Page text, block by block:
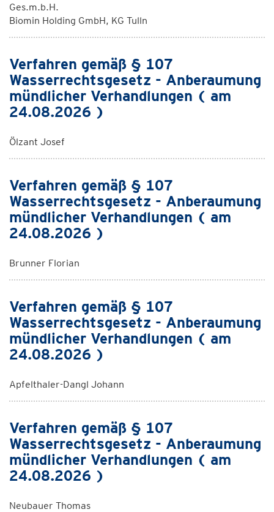
Ges.m.b.H.
Biomin Holding GmbH, KG Tulln
Verfahren gemäß § 107
Wasserrechtsgesetz - Anberaumung
mündlicher Verhandlungen ( am
24.08.2026 )
Ölzant Josef
Verfahren gemäß § 107
Wasserrechtsgesetz - Anberaumung
mündlicher Verhandlungen ( am
24.08.2026 )
Brunner Florian
Verfahren gemäß § 107
Wasserrechtsgesetz - Anberaumung
mündlicher Verhandlungen ( am
24.08.2026 )
Apfelthaler-Dangl Johann
Verfahren gemäß § 107
Wasserrechtsgesetz - Anberaumung
mündlicher Verhandlungen ( am
24.08.2026 )
Neubauer Thomas